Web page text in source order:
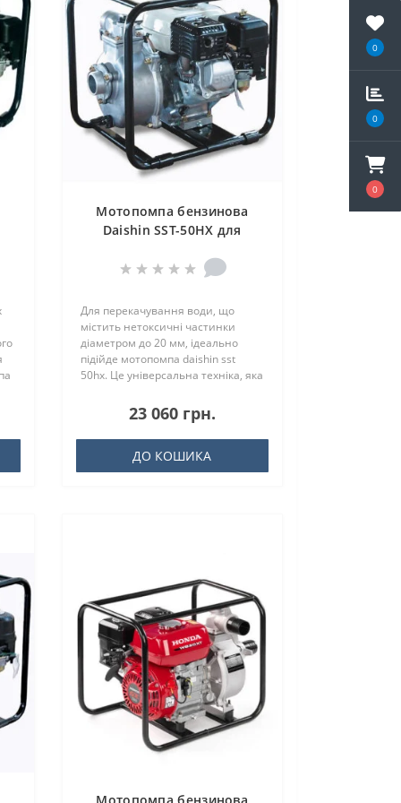
0
0
0
Мотопомпа бензинова
Daishin SST-50HX для
Для перекачування води, що
містить нетоксичні частинки
діаметром до 20 мм, ідеально
підійде мотопомпа daishin sst
50hx. Це універсальна техніка, яка
23 060 грн.
ДО КОШИКА